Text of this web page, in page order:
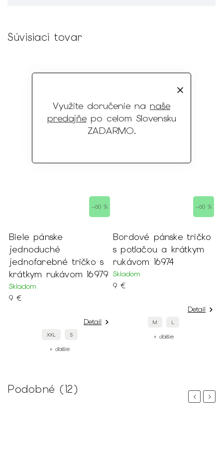
Využite doručenie na naše
predajňepo celom Slovensku
ZADARMO.
Súvisiaci tovar
–60 %
Biele pánske
jednoduché
jednofarebné tričko s
krátkym rukávom 16979
Skladom
9 €
Detail
XXL S
+ ďalšie
–60 %
Bordové pánske tričko
s potlačou a krátkym
rukávom 16974
Skladom
9 €
Detail
M L
+ ďalšie
Podobné (12)
PreviousNext